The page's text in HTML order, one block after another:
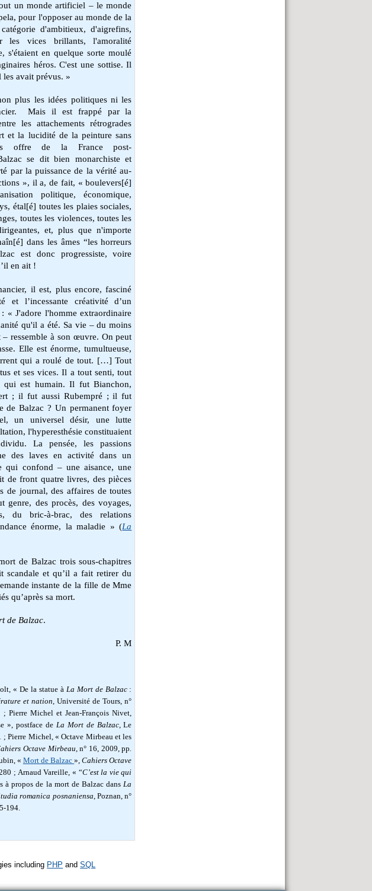
un monde artificiel – le monde
pour l'opposer au monde de la
d'ambitieux, d'aigrefins,
les vices brillants, l'amoralité
s'étaient en quelque sorte moulé
héros. C'est une sottise. Il
les avait prévus. »
plus les idées politiques ni les
Mais il est frappé par la
les attachements rétrogrades
et la lucidité de la peinture sans
offre de la France post-
se dit bien monarchiste et
par la puissance de la vérité au-
», il a, de fait, « boulevers[é]
politique, économique,
étal[é] toutes les plaies sociales,
toutes les violences, toutes les
et, plus que n'importe
dans les âmes “les horreurs
est donc progressiste, voire
en ait !
il est, plus encore, fasciné
et l’incessante créativité d’un
« J'adore l'homme extraordinaire
qu'il a été. Sa vie – du moins
ressemble à son œuvre. On peut
Elle est énorme, tumultueuse,
qui a roulé de tout. […] Tout
et ses vices. Il a tout senti, tout
qui est humain. Il fut Bianchon,
; il fut aussi Rubempré ; il fut
Balzac ? Un permanent foyer
un universel désir, une lutte
l'hyperesthésie constituaient
La pensée, les passions
des laves en activité dans un
qui confond – une aisance, une
de front quatre livres, des pièces
de journal, des affaires de toutes
genre, des procès, des voyages,
du bric-à-brac, des relations
énorme, la maladie » (La
de Balzac trois sous-chapitres
scandale et qu’il a fait retirer du
instante de la fille de Mme
qu’après sa mort.
de Balzac.
P. M
« De la statue à La Mort de Balzac:
et nation, Université de Tours, n°
; Pierre Michel et Jean-François Nivet,
», postface de La Mort de Balzac, Le
; Pierre Michel, « Octave Mirbeau et les
Octave Mirbeau, n° 16, 2009, pp.
« Mort de Balzac»,Cahiers Octave
; Arnaud Vareille, « “C’est la vie qui
à propos de la mort de Balzac dansLa
romanica posnaniensa, Poznan, n°
194.
including PHP andSQL